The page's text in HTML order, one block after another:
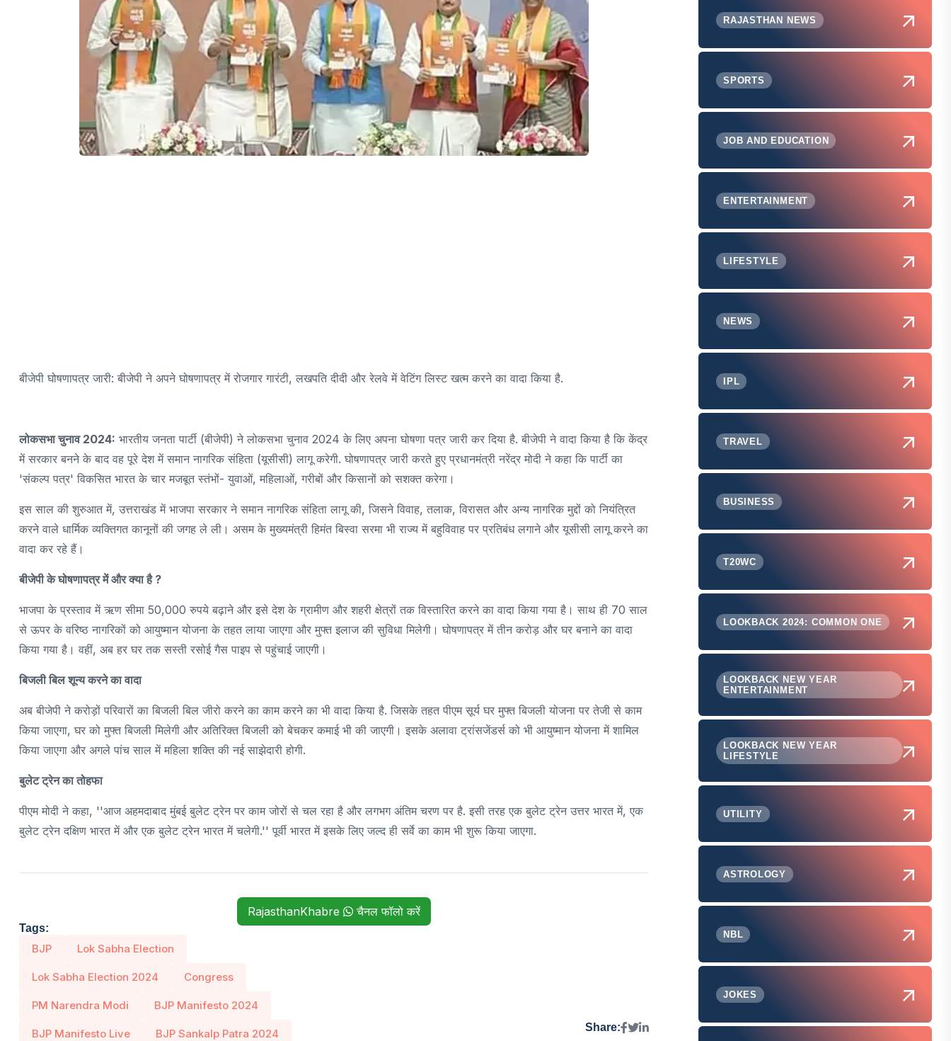
बीजेपी घोषणापत्र जारी: बीजेपी ने अपने घोषणापत्र में रोजगार गारंटी, लखपति दीदी और रेलवे में वेटिंग लिस्ट खत्म करने का वादा किया है.
लोकसभा चुनाव 2024: भारतीय जनता पार्टी (बीजेपी) ने लोकसभा चुनाव 2024 के लिए अपना घोषणा पत्र जारी कर दिया है. बीजेपी ने वादा किया है कि केंद्र
में सरकार बनने के बाद वह पूरे देश में समान नागरिक संहिता (यूसीसी) लागू करेगी. घोषणापत्र जारी करते हुए प्रधानमंत्री नरेंद्र मोदी ने कहा कि पार्टी का
'संकल्प पत्र' विकसित भारत के चार मजबूत स्तंभों- युवाओं, महिलाओं, गरीबों और किसानों को सशक्त करेगा।
इस साल की शुरुआत में, उत्तराखंड में भाजपा सरकार ने समान नागरिक संहिता लागू की, जिसने विवाह, तलाक, विरासत और अन्य नागरिक मुद्दों को नियंत्रित
करने वाले धार्मिक व्यक्तिगत कानूनों की जगह ले ली। असम के मुख्यमंत्री हिमंत बिस्वा सरमा भी राज्य में बहुविवाह पर प्रतिबंध लगाने और यूसीसी लागू करने का
वादा कर रहे हैं।
बीजेपी के घोषणापत्र में और क्या है ?
भाजपा के प्रस्ताव में ऋण सीमा 50,000 रुपये बढ़ाने और इसे देश के ग्रामीण और शहरी क्षेत्रों तक विस्तारित करने का वादा किया गया है। साथ ही 70 साल
से ऊपर के वरिष्ठ नागरिकों को आयुष्मान योजना के तहत लाया जाएगा और मुफ्त इलाज की सुविधा मिलेगी। घोषणापत्र में तीन करोड़ और घर बनाने का वादा
किया गया है। वहीं, अब हर घर तक सस्ती रसोई गैस पाइप से पहुंचाई जाएगी।
बिजली बिल शून्य करने का वादा
अब बीजेपी ने करोड़ों परिवारों का बिजली बिल जीरो करने का काम करने का भी वादा किया है. जिसके तहत पीएम सूर्य घर मुफ्त बिजली योजना पर तेजी से काम
किया जाएगा, घर को मुफ्त बिजली मिलेगी और अतिरिक्त बिजली को बेचकर कमाई भी की जाएगी। इसके अलावा ट्रांसजेंडर्स को भी आयुष्मान योजना में शामिल
किया जाएगा और अगले पांच साल में महिला शक्ति की नई साझेदारी होगी.
बुलेट ट्रेन का तोहफा
पीएम मोदी ने कहा, ''आज अहमदाबाद मुंबई बुलेट ट्रेन पर काम जोरों से चल रहा है और लगभग अंतिम चरण पर है. इसी तरह एक बुलेट ट्रेन उत्तर भारत में, एक
बुलेट ट्रेन दक्षिण भारत में और एक बुलेट ट्रेन भारत में चलेगी.'' पूर्वी भारत में इसके लिए जल्द ही सर्वे का काम भी शुरू किया जाएगा.
RajasthanKhabre चैनल फॉलो करें
Tags:
BJP Lok Sabha Election
Lok Sabha Election 2024 Congress
PM Narendra Modi BJP Manifesto 2024
BJP Manifesto Live BJP Sankalp Patra 2024 Share:
RAJASTHAN NEWS
SPORTS
JOB AND EDUCATION
ENTERTAINMENT
LIFESTYLE
NEWS
IPL
TRAVEL
BUSINESS
T20WC
LOOKBACK 2024: COMMON ONE
LOOKBACK NEW YEAR
ENTERTAINMENT
LOOKBACK NEW YEAR
LIFESTYLE
UTILITY
ASTROLOGY
NBL
JOKES